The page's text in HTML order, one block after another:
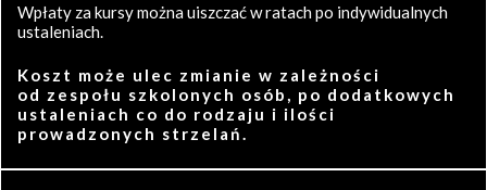
Wpłaty za kursy można uiszczać w ratach po indywidualnych
ustaleniach.
Koszt może ulec zmianie w zależności
od zespołu szkolonych osób, po dodatkowych
ustaleniach co do rodzaju i ilości
prowadzonych strzelań.